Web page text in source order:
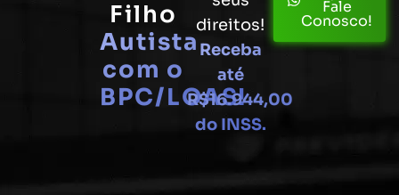
Filho
Autista
com o
BPC/LOAS!
direitos!
Receba
até
R$16.944,00
do INSS.
Fale
Conosco!